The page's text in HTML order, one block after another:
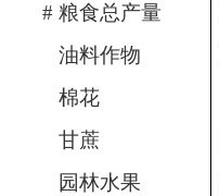
# 粮食总产量
油料作物
棉花
甘蔗
园林水果